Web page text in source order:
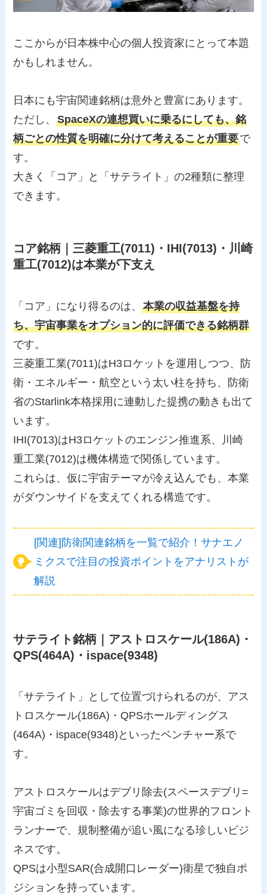
ここからが日本株中心の個人投資家にとって本題
かもしれません。
日本にも宇宙関連銘柄は意外と豊富にあります。
ただし、SpaceXの連想買いに乗るにしても、銘
柄ごとの性質を明確に分けて考えることが重要で
す。
大きく「コア」と「サテライト」の2種類に整理
できます。
コア銘柄｜三菱重工(7011)・IHI(7013)・川崎
重工(7012)は本業が下支え
「コア」になり得るのは、本業の収益基盤を持
ち、宇宙事業をオプション的に評価できる銘柄群
です。
三菱重工業(7011)はH3ロケットを運用しつつ、防
衛・エネルギー・航空という太い柱を持ち、防衛
省のStarlink本格採用に連動した提携の動きも出て
います。
IHI(7013)はH3ロケットのエンジン推進系、川崎
重工業(7012)は機体構造で関係しています。
これらは、仮に宇宙テーマが冷え込んでも、本業
がダウンサイドを支えてくれる構造です。
[関連]防衛関連銘柄を一覧で紹介！サナエノ
ミクスで注目の投資ポイントをアナリストが
解説
サテライト銘柄｜アストロスケール(186A)・
QPS(464A)・ispace(9348)
「サテライト」として位置づけられるのが、アス
トロスケール(186A)・QPSホールディングス
(464A)・ispace(9348)といったベンチャー系で
す。
アストロスケールはデブリ除去(スペースデブリ=
宇宙ゴミを回収・除去する事業)の世界的フロント
ランナーで、規制整備が追い風になる珍しいビジ
ネスです。
QPSは小型SAR(合成開口レーダー)衛星で独自ポ
ジションを持っています。